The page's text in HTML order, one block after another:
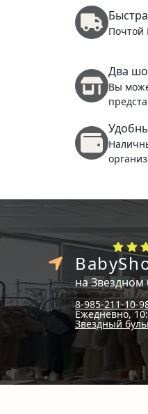
Почтой
Два
Вы
на Звездном
8-985-211-10-
Ежедневно,
Звездный